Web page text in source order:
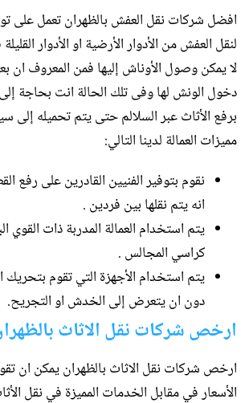
افضل شركات نقل العفش بالظهران تعمل على
لنقل العفش من الأدوار الأرضية او الأدوار
لا يمكن وصول الأوناش إليها فمن المعروف ان
دخول الونش لها وفى تلك الحالة انت بحاجة
برفع الأثاث عبر السلالم حتى يتم تحميله إلى
مميزات العمالة لدينا التالي:
نقوم بتوفير الفنيين القادرين على رفع
انه يتم نقلها بين فردين .
يتم استخدام العمالة المدربة ذات القوي
كراسي المجالس .
يتم استخدام الأجهزة التي تقوم بتحريك
دون ان يتعرض إلى الخدش او التجريح.
ارخص شركات نقل الاثاث
ارخص شركات نقل الاثاث بالظهران يمكن ان
الأسعار في مقابل الخدمات المميزة في نقل